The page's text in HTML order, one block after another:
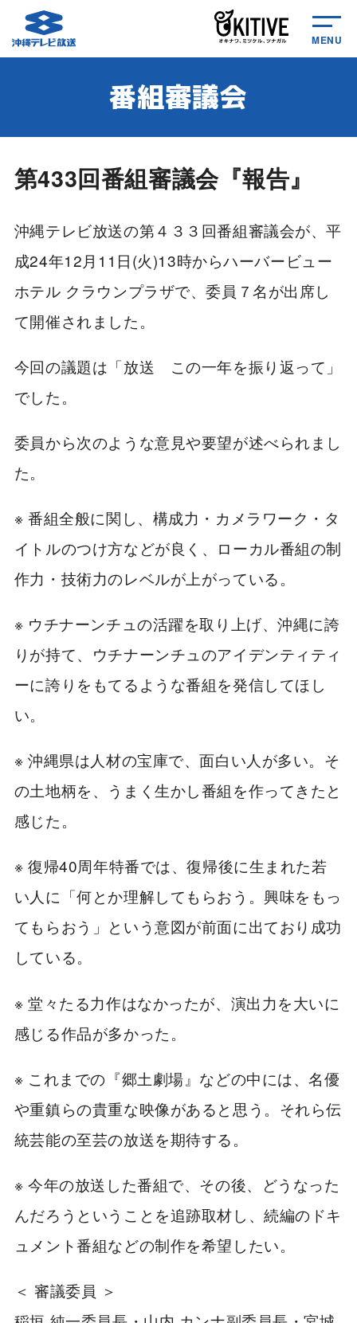
MENU
番組審議会
第433回番組審議会『報告』
沖縄テレビ放送の第４３３回番組審議会が、平
成24年12月11日(火)13時からハーバービュー
ホテル クラウンプラザで、委員７名が出席し
て開催されました。
今回の議題は「放送 この一年を振り返って」
でした。
委員から次のような意見や要望が述べられまし
た。
※ 番組全般に関し、構成力・カメラワーク・タ
イトルのつけ方などが良く、ローカル番組の制
作力・技術力のレベルが上がっている。
※ ウチナーンチュの活躍を取り上げ、沖縄に誇
りが持て、ウチナーンチュのアイデンティティ
ーに誇りをもてるような番組を発信してほし
い。
※ 沖縄県は人材の宝庫で、面白い人が多い。そ
の土地柄を、うまく生かし番組を作ってきたと
感じた。
※ 復帰40周年特番では、復帰後に生まれた若
い人に「何とか理解してもらおう。興味をもっ
てもらおう」という意図が前面に出ており成功
している。
※ 堂々たる力作はなかったが、演出力を大いに
感じる作品が多かった。
※ これまでの『郷土劇場』などの中には、名優
や重鎮らの貴重な映像があると思う。それら伝
統芸能の至芸の放送を期待する。
※ 今年の放送した番組で、その後、どうなった
んだろうということを追跡取材し、続編のドキ
ュメント番組などの制作を希望したい。
＜ 審議委員 ＞